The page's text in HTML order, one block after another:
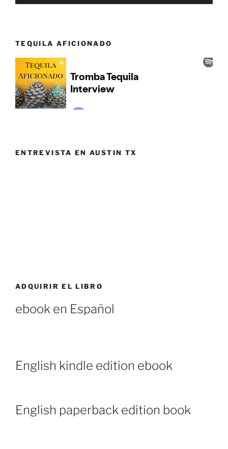
TEQUILA AFICIONADO
ENTREVISTA EN AUSTIN TX
ADQUIRIR EL LIBRO
ebook en Español
English kindle edition ebook
English paperback edition book